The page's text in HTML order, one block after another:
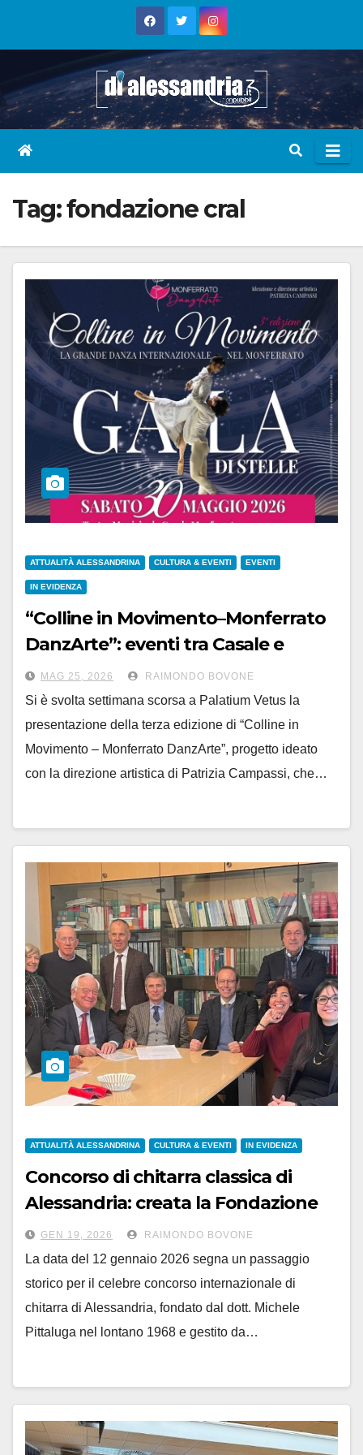
Tag:fondazione cral
ATTUALITÀ ALESSANDRINA CULTURA & EVENTI EVENTI
IN EVIDENZA
“Colline in Movimento–Monferrato
DanzArte”: eventi tra Casale e
Fubine, 30-31 maggio e 14 giugno
MAG 25, 2026 RAIMONDO BOVONE
Si è svolta settimana scorsa a Palatium Vetus la
presentazione della terza edizione di “Colline in
Movimento – Monferrato DanzArte”, progetto ideato
con la direzione artistica di Patrizia Campassi, che…
ATTUALITÀ ALESSANDRINA CULTURA & EVENTI IN EVIDENZA
Concorso di chitarra classica di
Alessandria: creata la Fondazione
‘Michele Pittaluga’
GEN 19, 2026 RAIMONDO BOVONE
La data del 12 gennaio 2026 segna un passaggio
storico per il celebre concorso internazionale di
chitarra di Alessandria, fondato dal dott. Michele
Pittaluga nel lontano 1968 e gestito da…